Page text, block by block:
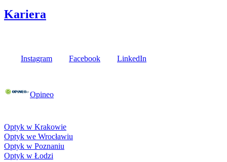
Kariera
Instagram Facebook LinkedIn
Opineo
Optyk w Krakowie
Optyk we Wrocławiu
Optyk w Poznaniu
Optyk w Łodzi